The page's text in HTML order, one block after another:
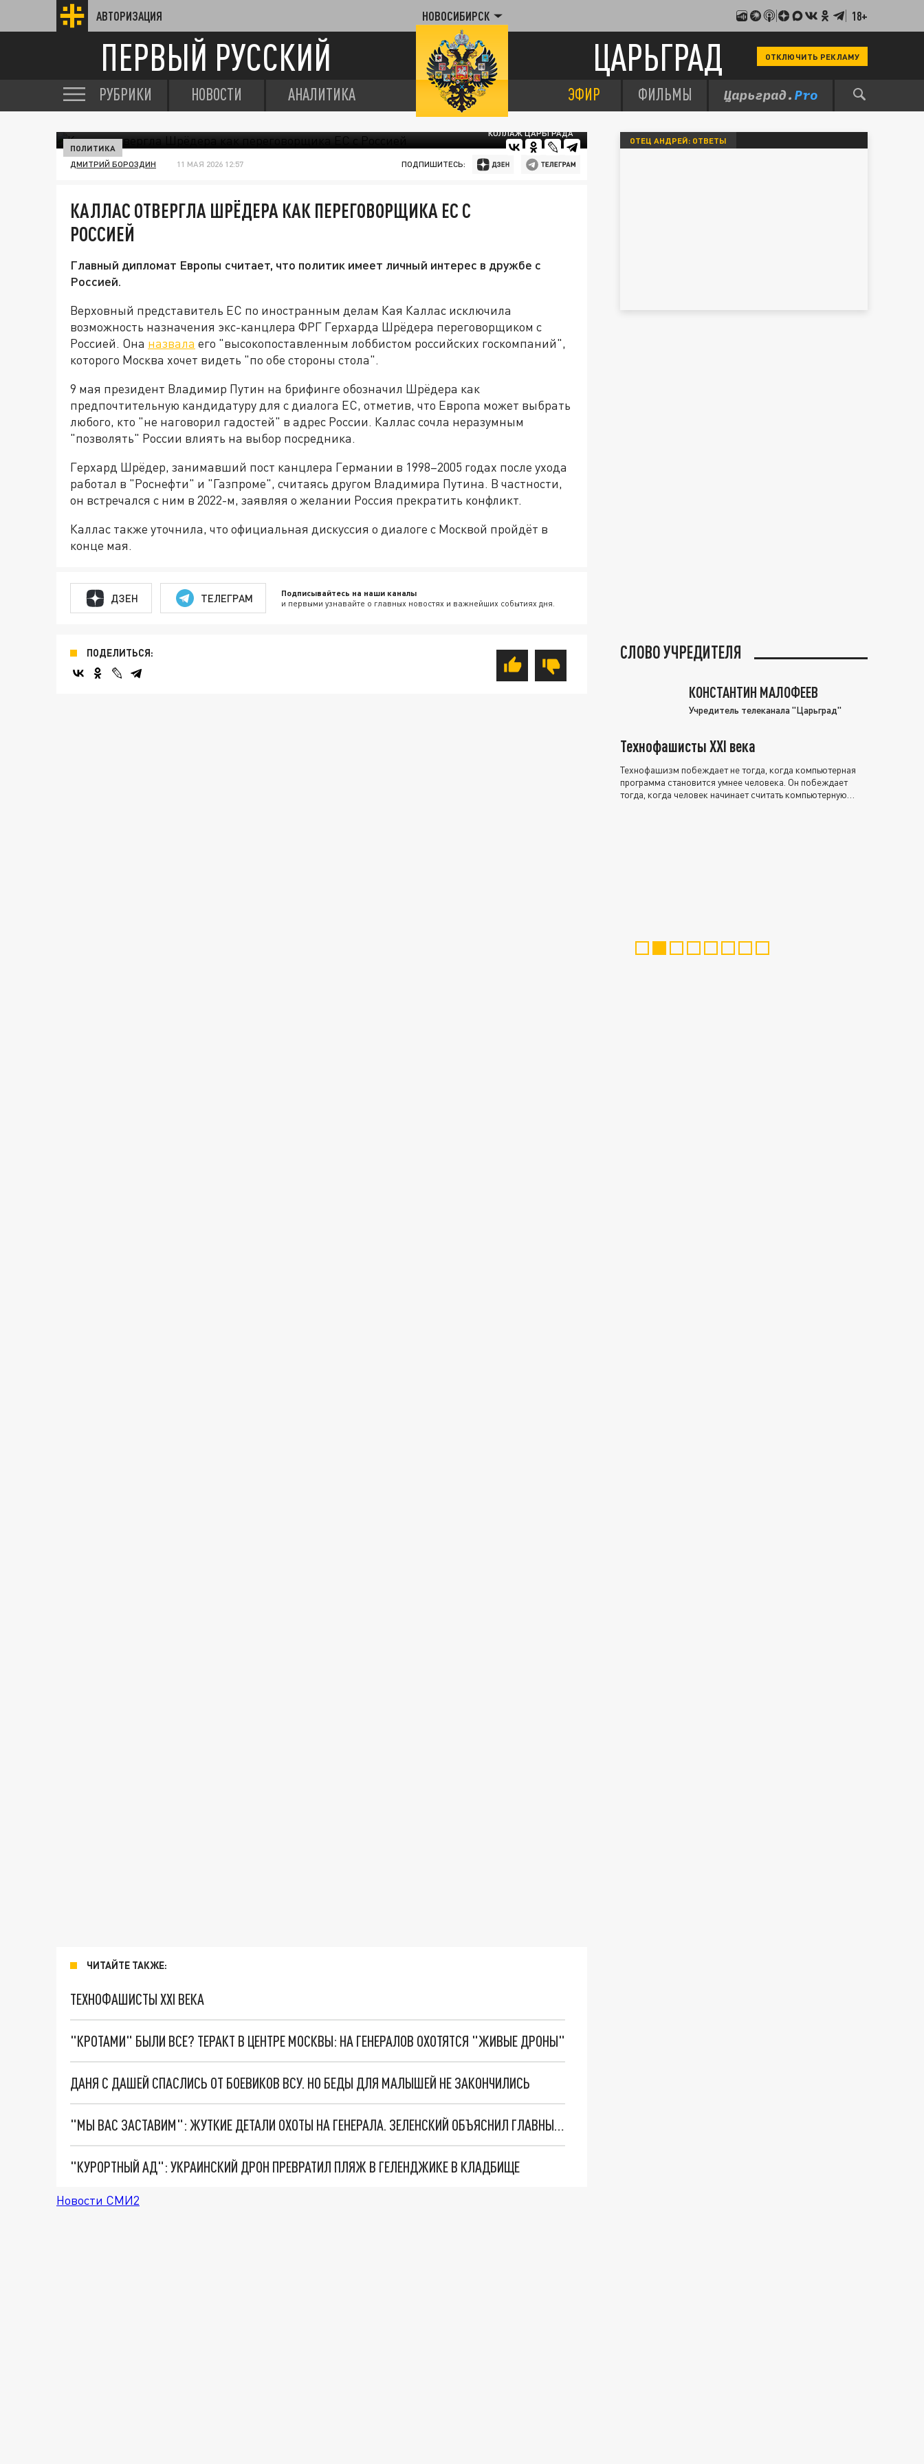
АВТОРИЗАЦИЯ НОВОСИБИРСК 18+
ПЕРВЫЙ РУССКИЙ ЦАРЬГРАД ОТКЛЮЧИТЬ РЕКЛАМУ
РУБРИКИ НОВОСТИ АНАЛИТИКА ЭФИР ФИЛЬМЫ
КОЛЛАЖ ЦАРЬГРАДА
ПОЛИТИКА
ДМИТРИЙ БОРОЗДИН 11 МАЯ 2026 12:57 ПОДПИШИТЕСЬ:
КАЛЛАС ОТВЕРГЛА ШРЁДЕРА КАК ПЕРЕГОВОРЩИКА ЕС С
РОССИЕЙ
Главный дипломат Европы считает, что политик имеет личный интерес в дружбе с
Россией.
Верховный представитель ЕС по иностранным делам Кая Каллас исключила
возможность назначения экс-канцлера ФРГ Герхарда Шрёдера переговорщиком с
Россией. Она назвала его "высокопоставленным лоббистом российских госкомпаний",
которого Москва хочет видеть "по обе стороны стола".
9 мая президент Владимир Путин на брифинге обозначил Шрёдера как
предпочтительную кандидатуру для с диалога ЕС, отметив, что Европа может выбрать
любого, кто "не наговорил гадостей" в адрес России. Каллас сочла неразумным
"позволять" России влиять на выбор посредника.
Герхард Шрёдер, занимавший пост канцлера Германии в 1998–2005 годах после ухода
работал в "Роснефти" и "Газпроме", считаясь другом Владимира Путина. В частности,
он встречался с ним в 2022-м, заявляя о желании Россия прекратить конфликт.
Каллас также уточнила, что официальная дискуссия о диалоге с Москвой пройдёт в
конце мая.
ДЗЕН ТЕЛЕГРАМ Подписывайтесь на наши каналы
и первыми узнавайте о главных новостях и важнейших событиях дня.
ПОДЕЛИТЬСЯ:
ЧИТАЙТЕ ТАКЖЕ:
ТЕХНОФАШИСТЫ XXI ВЕКА
"КРОТАМИ" БЫЛИ ВСЕ? ТЕРАКТ В ЦЕНТРЕ МОСКВЫ: НА ГЕНЕРАЛОВ ОХОТЯТСЯ "ЖИВЫЕ ДРОНЫ"
ДАНЯ С ДАШЕЙ СПАСЛИСЬ ОТ БОЕВИКОВ ВСУ. НО БЕДЫ ДЛЯ МАЛЫШЕЙ НЕ ЗАКОНЧИЛИСЬ
"МЫ ВАС ЗАСТАВИМ": ЖУТКИЕ ДЕТАЛИ ОХОТЫ НА ГЕНЕРАЛА. ЗЕЛЕНСКИЙ ОБЪЯСНИЛ ГЛАВНЫЙ СМЫСЛ ТЕРАКТА В ЦЕНТРЕ МОСКВЫ
"КУРОРТНЫЙ АД": УКРАИНСКИЙ ДРОН ПРЕВРАТИЛ ПЛЯЖ В ГЕЛЕНДЖИКЕ В КЛАДБИЩЕ
Новости СМИ2
ОТЕЦ АНДРЕЙ: ОТВЕТЫ
СЛОВО УЧРЕДИТЕЛЯ
КОНСТАНТИН МАЛОФЕЕВ
Учредитель телеканала "Царьград"
Технофашисты XXI века
Технофашизм побеждает не тогда, когда компьютерная
программа становится умнее человека. Он побеждает
тогда, когда человек начинает считать компьютерную